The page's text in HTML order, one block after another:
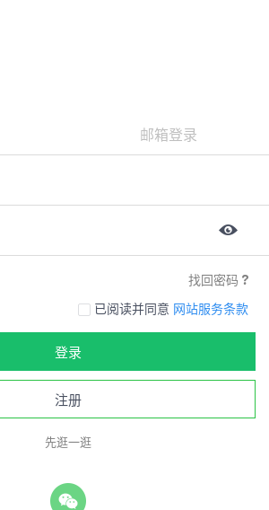
邮箱登录
找回密码
已阅读并同意 网站服务条款
登录
注册
先逛一逛